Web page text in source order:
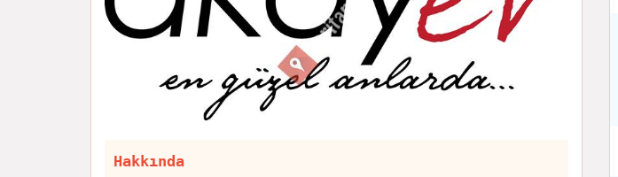
Hakkında